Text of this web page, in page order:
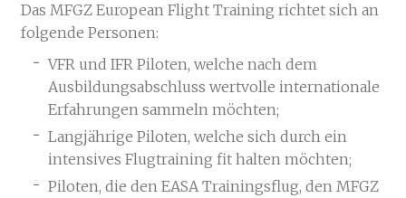
Das MFGZ European Flight Training richtet sich an
folgende Personen:
VFR und IFR Piloten, welche nach dem
Ausbildungsabschluss wertvolle internationale
Erfahrungen sammeln möchten;
Langjährige Piloten, welche sich durch ein
intensives Flugtraining fit halten möchten;
Piloten, die den EASA Trainingsflug, den MFGZ